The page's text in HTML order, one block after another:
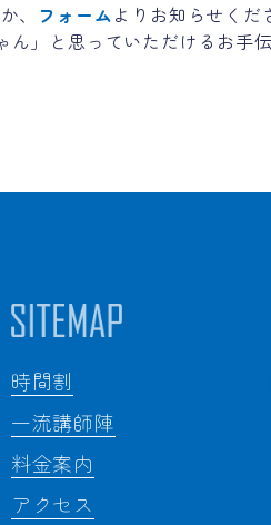
、 フォームよりお知らせくだ
」と思っていただけるお手
時間割
一流講師陣
料金案内
アクセス